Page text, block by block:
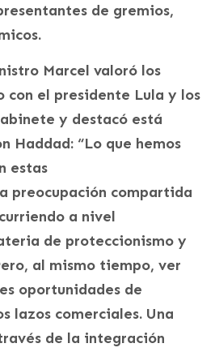
de gremios,
Marcel valoró los
con el presidente Lula y los
y destacó está
Haddad: “Lo que hemos
estas
preocupación compartida
a nivel
de proteccionismo y
al mismo tiempo, ver
oportunidades de
lazos comerciales. Una
de la integración